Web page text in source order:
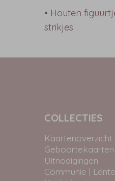
• Houten
strikjes
COLLECTIES
Kaartenoverzicht
Geboortekaarten
Uitnodigingen
Communie |